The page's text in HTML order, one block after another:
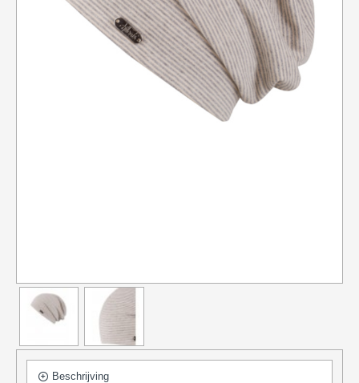
Beschrijving